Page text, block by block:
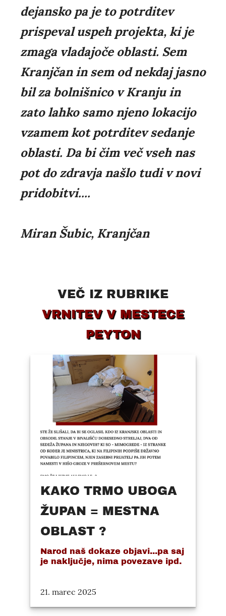
dejansko pa je to potrditev
prispeval uspeh projekta, ki je
zmaga vladajoče oblasti. Sem
Kranjčan in sem od nekdaj jasno
bil za bolnišnico v Kranju in
zato lahko samo njeno lokacijo
vzamem kot potrditev sedanje
oblasti. Da bi čim več vseh nas
pot do zdravja našlo tudi v novi
pridobitvi....
Miran Šubic, Kranjčan
VEČ IZ RUBRIKE
VRNITEV V MESTECE
PEYTON
KAKO TRMO UBOGA
ŽUPAN = MESTNA
OBLAST ?
Narod naš dokaze objavi...pa saj
je naključje, nima povezave ipd.
21. marec 2025